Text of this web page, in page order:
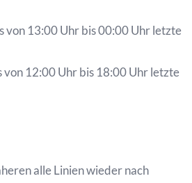
von 13:00 Uhr bis 00:00 Uhr letzte
von 12:00 Uhr bis 18:00 Uhr letzte
alle Linien wieder nach